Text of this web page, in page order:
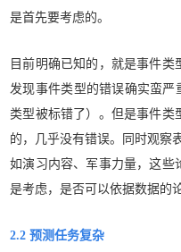
是首先要考虑的。
目前明确已知的，就是事件类
发现事件类型的错误确实蛮严
类型被标错了）。但是事件类
的，几乎没有错误。同时观察
如演习内容、军事力量，这些
是考虑，是否可以依据数据的
2.2 预测任务复杂